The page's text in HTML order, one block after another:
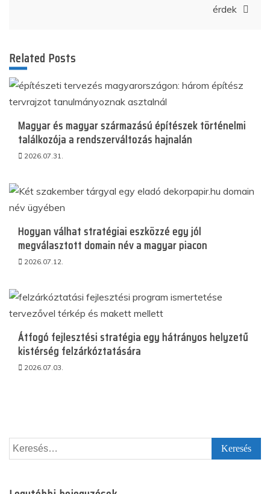
érdek
Related Posts
Magyar és magyar származású építészek történelmi
találkozója a rendszerváltozás hajnalán
2026.07.31.
Hogyan válhat stratégiai eszközzé egy jól
megválasztott domain név a magyar piacon
2026.07.12.
Átfogó fejlesztési stratégia egy hátrányos helyzetű
kistérség felzárkóztatására
2026.07.03.
Keresés: